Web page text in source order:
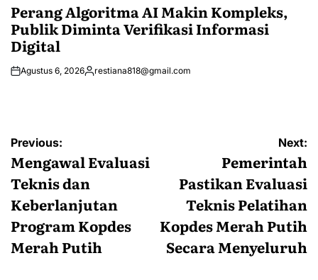
Perang Algoritma AI Makin Kompleks,
Publik Diminta Verifikasi Informasi
Digital
Agustus 6, 2026Posted
restiana818@gmail.com
Navigasi
pos
Previous:
Mengawal Evaluasi
Teknis dan
Keberlanjutan
Program Kopdes
Merah Putih
Next:
Pemerintah
Pastikan Evaluasi
Teknis Pelatihan
Kopdes Merah Putih
Secara Menyeluruh